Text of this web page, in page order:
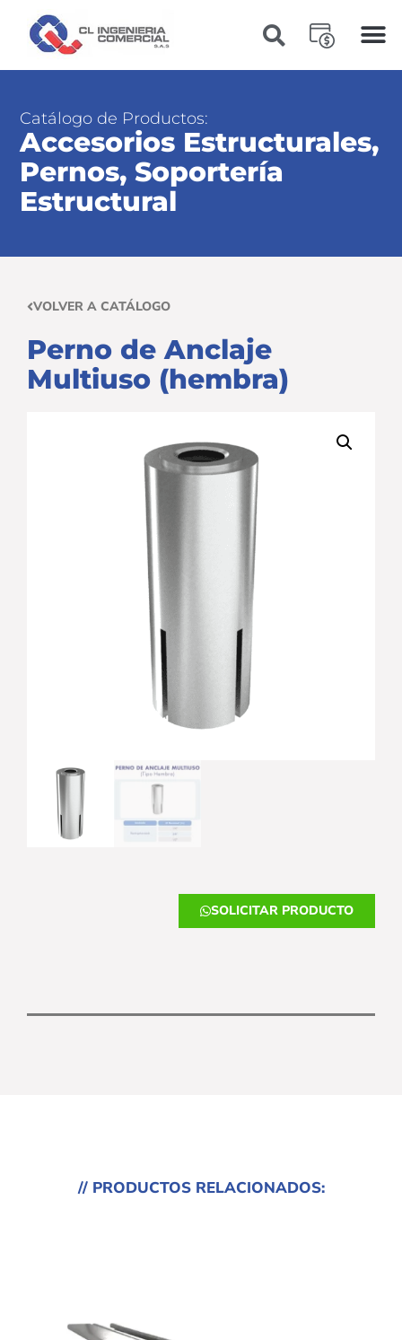
Catálogo de Productos:
Accesorios Estructurales,
Pernos, Soportería
Estructural
VOLVER A CATÁLOGO
Perno de Anclaje
Multiuso (hembra)
SOLICITAR PRODUCTO
// PRODUCTOS RELACIONADOS: